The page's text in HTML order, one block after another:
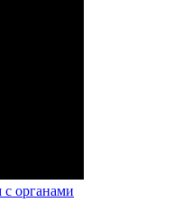
органами